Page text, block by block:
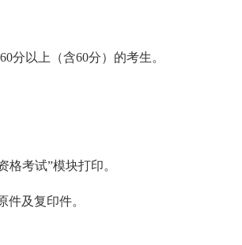
60分以上（含60分）的考生。
格考试”模块打印。
及复印件。